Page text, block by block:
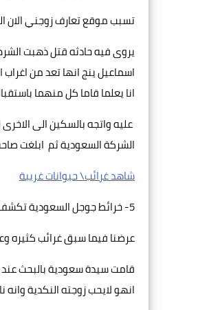
تسبب موقع تعارف زوجني
يروى فيه حادثه قتل ذهبت
اسماعيل ينج انها تعد من
انا يعلما قاما كل منهما
عليه واتجه بالسكين الى
الشركة السعودية ثم ابلغت
شاهد غرائب\ حيوانات غريبة
5- خرائط جوجل السعودية تكشف خيانة زوج
عرضنا فيما سبق غرائب كثيره
قامت سيدة سعودية بالبحث
انهو لايحب زوجته النكدية